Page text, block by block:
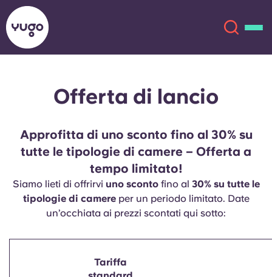
Chi siamo
Sedi
English (GB)
English (US)
Chinese
Deutsch
Portuguese
Offerta di lancio
Approfitta di uno sconto fino al 30% su
tutte le tipologie di camere – Offerta a
tempo limitato!
Siamo lieti di offrirvi uno scontofino al 30% su tutte le
tipologie di camereper un periodo limitato. Date
un’occhiata ai prezzi scontati qui sotto:
Tariffa